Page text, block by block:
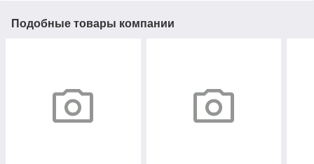
Подобные товары компании